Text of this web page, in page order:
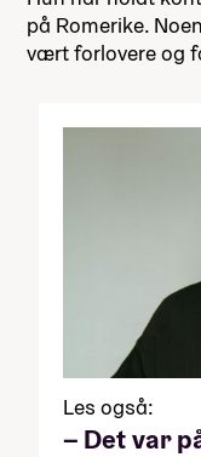
på Romerike.
vært forlovere og
Les også:
– Det var